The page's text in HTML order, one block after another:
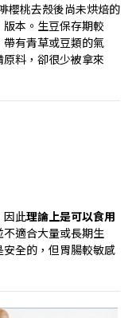
櫻桃去殼後尚未烘焙的
本。生豆保存期較
有青草或豆類的氣
料，卻很少被拿來
因此理論上是可以食用
不適合大量或長期生
全的，但胃腸較敏感